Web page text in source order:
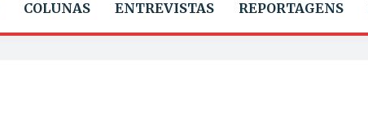
COLUNAS ENTREVISTAS REPORTAGENS